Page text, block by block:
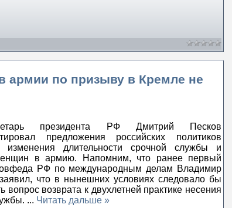
армии по призыву в Кремле не
президента РФ Дмитрий Песков
предложения российских политиков
изменения длительности срочной службы и
в армию. Напомним, что ранее первый
РФ по международным делам Владимир
что в нынешних условиях следовало бы
вопрос возврата к двухлетней практике несения
... Читать дальше »